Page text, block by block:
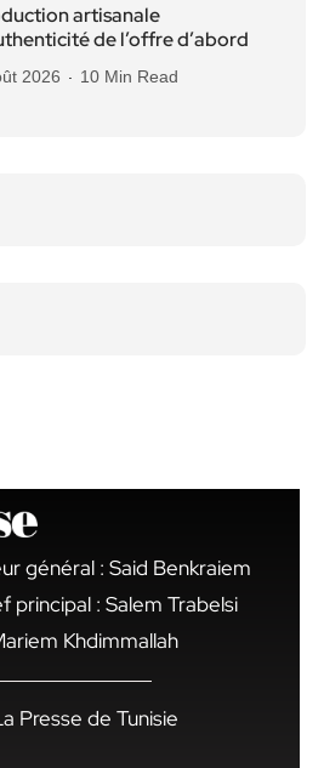
artisanale
de l’offre d’abord
2026 10 Min Read
général : Said Benkraiem
principal : Salem Trabelsi
Khdimmallah
Presse de Tunisie